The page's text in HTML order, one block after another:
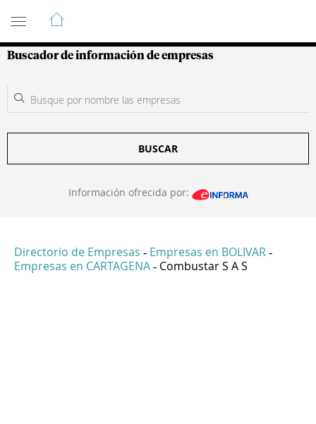
Guía de Empresas Colombianas
Buscador de información de empresas
BUSCAR
Información ofrecida por:
Directorio de Empresas - Empresas en BOLIVAR -
Empresas en CARTAGENA - Combustar S A S